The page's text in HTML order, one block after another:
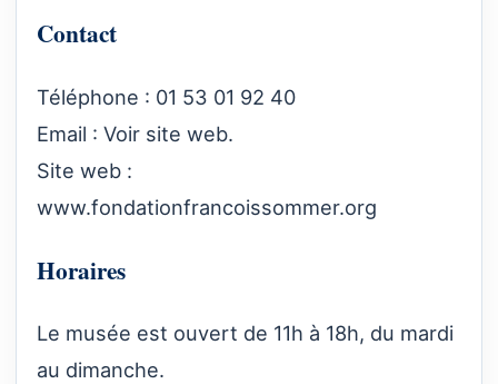
Contact
Téléphone : 01 53 01 92 40
Email : Voir site web.
Site web :
www.fondationfrancoissommer.org
Horaires
Le musée est ouvert de 11h à 18h, du mardi
au dimanche.